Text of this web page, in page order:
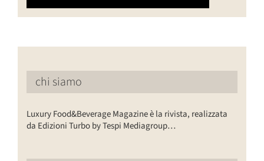
chi siamo
Luxury Food&Beverage Magazine è la rivista, realizzata
da Edizioni Turbo by Tespi Mediagroup…